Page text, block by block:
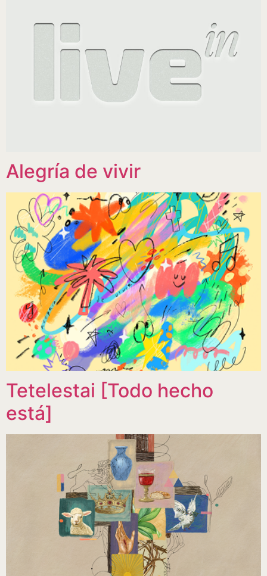
Alegría de vivir
Tetelestai [Todo hecho
está]